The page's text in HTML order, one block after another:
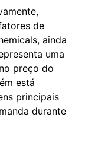
de
ainda
uma
preço do
está
principais
durante